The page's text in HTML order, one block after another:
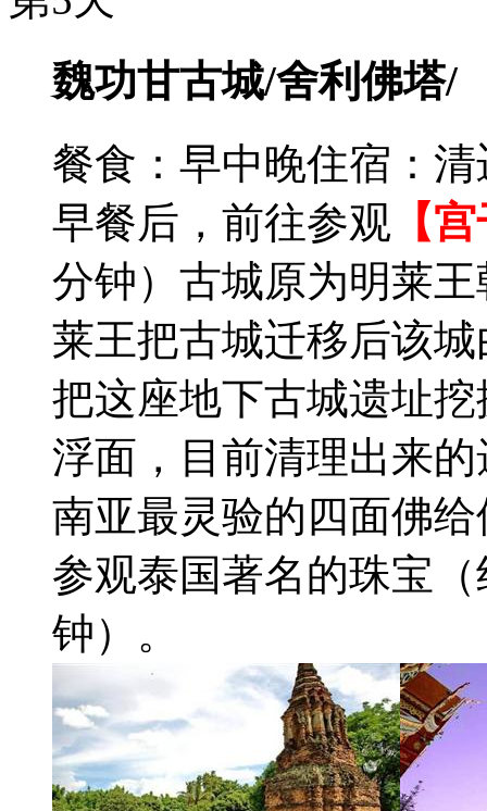
魏功甘古城/舍利佛塔/
餐食：早中晚住宿：
早餐后，前往参观 【
分钟）古城原为明莱
莱王把古城迁移后该
把这座地下古城遗址
浮面，目前清理出来
南亚最灵验的四面佛
参观泰国著名的珠宝
钟）。